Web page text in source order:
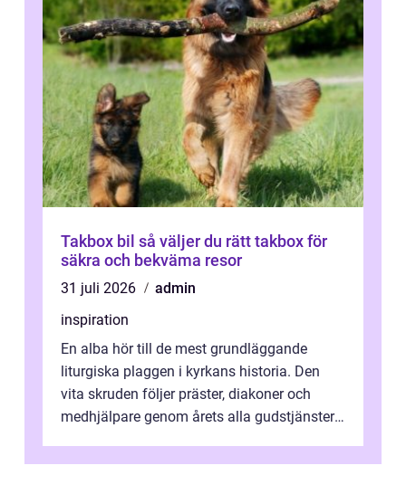
Takbox bil så väljer du rätt takbox för
säkra och bekväma resor
31 juli 2026
admin
inspiration
En alba hör till de mest grundläggande
liturgiska plaggen i kyrkans historia. Den
vita skruden följer präster, diakoner och
medhjälpare genom årets alla gudstjänster,